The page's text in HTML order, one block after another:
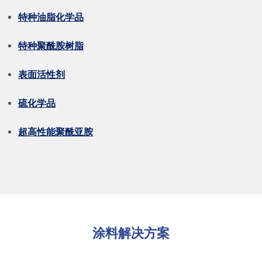
特种油脂化学品
特种聚酰胺树脂
表面活性剂
硫化学品
超高性能聚酰亚胺
涂料解决方案